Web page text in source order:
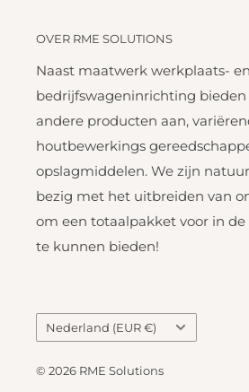
OVER RME SOLUTIONS
Naast maatwerk werkplaats- en
bedrijfswageninrichting bieden
andere producten aan,
houtbewerkings
opslagmiddelen. We zijn
bezig met het uitbreiden van
om een totaalpakket voor in
te kunnen bieden!
Land
Nederland (EUR €)
© 2026 RME Solutions